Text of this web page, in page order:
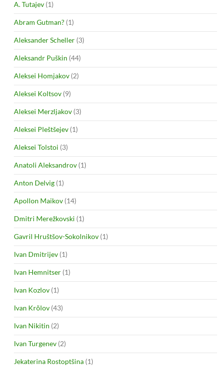
A. Tutajev (1)
Abram Gutman? (1)
Aleksander Scheller (3)
Aleksandr Puškin (44)
Aleksei Homjakov (2)
Aleksei Koltsov (9)
Aleksei Merzljakov (3)
Aleksei Pleštšejev (1)
Aleksei Tolstoi (3)
Anatoli Aleksandrov (1)
Anton Delvig (1)
Apollon Maikov (14)
Dmitri Merežkovski (1)
Gavril Hruštšov-Sokolnikov (1)
Ivan Dmitrijev (1)
Ivan Hemnitser (1)
Ivan Kozlov (1)
Ivan Krõlov (43)
Ivan Nikitin (2)
Ivan Turgenev (2)
Jekaterina Rostoptšina (1)